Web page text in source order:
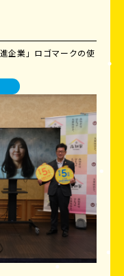
企業」ロゴマークの使